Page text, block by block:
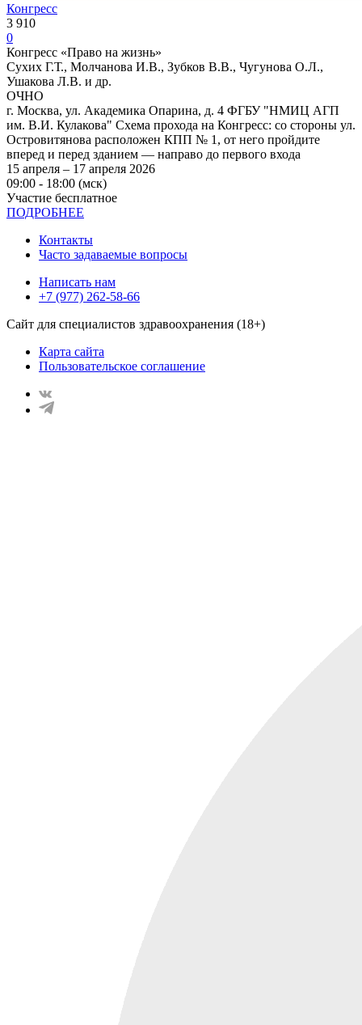
Конгресс
3 910
0
Конгресс «Право на жизнь»
Сухих Г.Т., Молчанова И.В., Зубков В.В., Чугунова О.Л.,
Ушакова Л.В. и др.
ОЧНО
г. Москва, ул. Академика Опарина, д. 4 ФГБУ "НМИЦ АГП
им. В.И. Кулакова" Схема прохода на Конгресс: со стороны ул.
Островитянова расположен КПП № 1, от него пройдите
вперед и перед зданием — направо до первого входа
15 апреля – 17 апреля 2026
09:00 - 18:00 (мск)
Участие бесплатное
ПОДРОБНЕЕ
Контакты
Часто задаваемые вопросы
Написать нам
+7 (977) 262-58-66
Сайт для специалистов здравоохранения (18+)
Карта сайта
Пользовательское соглашение